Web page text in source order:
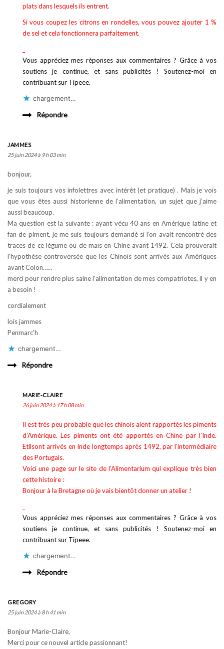
plats dans lesquels ils entrent.
Si vous coupez les citrons en rondelles, vous pouvez ajouter 1 %
de sel et cela fonctionnera parfaitement.
Vous appréciez mes réponses aux commentaires ? Grâce à vos
soutiens je continue, et sans publicités ! Soutenez-moi en
contribuant sur Tipeee.
chargement…
Répondre
JAMMES
25 juin 2024 à 9 h 03 min
bonjour,
je suis toujours vos infolettres avec intérêt (et pratique) . Mais je vois
que vous êtes aussi historienne de l’alimentation, un sujet que j’aime
aussi beaucoup.
Ma question est la suivante : ayant vécu 40 ans en Amérique latine et
fan de piment, je me suis toujours demandé si l’on avait rencontré des
traces de ce légume ou de maïs en Chine avant 1492. Cela prouverait
l’hypothèse controversée que les Chinois sont arrivés aux Amériques
avant Colon……
merci pour rendre plus saine l’alimentation de mes compatriotes, il y en
a besoin !
cordialement
lois jammes
Penmarc’h
chargement…
Répondre
MARIE-CLAIRE
26 juin 2024 à 17 h 08 min
Il est très peu probable que les chinois aient rapportés les piments
d’Amérique. Les piments ont été apportés en Chine par l’Inde.
Etilsont arrivés en Inde longtemps après 1492, par l’intermédiaire
des Portugais.
Voici une page sur le site de l’Alimentarium qui explique très bien
cette histoire :
Bonjour à la Bretagne où je vais bientôt donner un atelier !
Vous appréciez mes réponses aux commentaires ? Grâce à vos
soutiens je continue, et sans publicités ! Soutenez-moi en
contribuant sur Tipeee.
chargement…
Répondre
GREGORY
25 juin 2024 à 8 h 41 min
Bonjour Marie-Claire,
Merci pour ce nouvel article passionnant!